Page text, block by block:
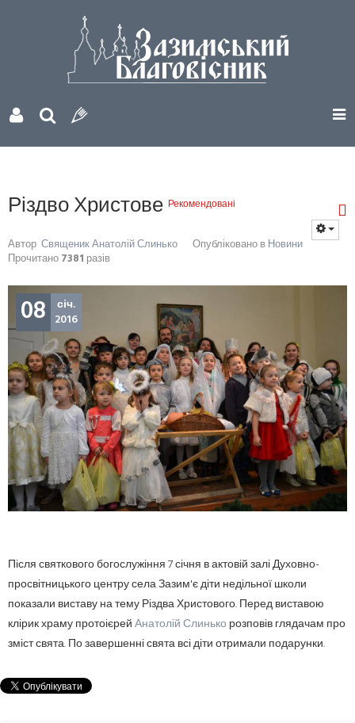
Різдво Христове Рекомендовані
Автор Священик Анатолій Слинько Опубліковано вНовини
Прочитано7381 разів
08
січ.
2016
Після святкового богослужіння 7 січня в актовій залі Духовно-
просвітницького центру села Зазим'є діти недільної школи
показали виставу на тему Різдва Христового. Перед виставою
клірик храму протоієрейАнатолій Слинько розповів глядачам про
зміст свята. По завершенні свята всі діти отримали подарунки.